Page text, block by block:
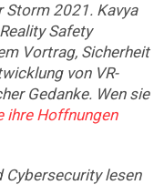
Storm 2021. Kavya
Safety
Vortrag, Sicherheit
von VR-
Gedanke. Wen sie
ihre Hoffnungen
Cybersecurity lesen